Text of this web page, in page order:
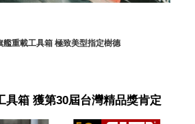
艦重載工具箱 極致美型指定樹德
具箱 獲第30屆台灣精品獎肯定